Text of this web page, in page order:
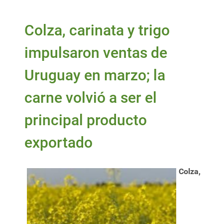
Colza, carinata y trigo
impulsaron ventas de
Uruguay en marzo; la
carne volvió a ser el
principal producto
exportado
Colza,